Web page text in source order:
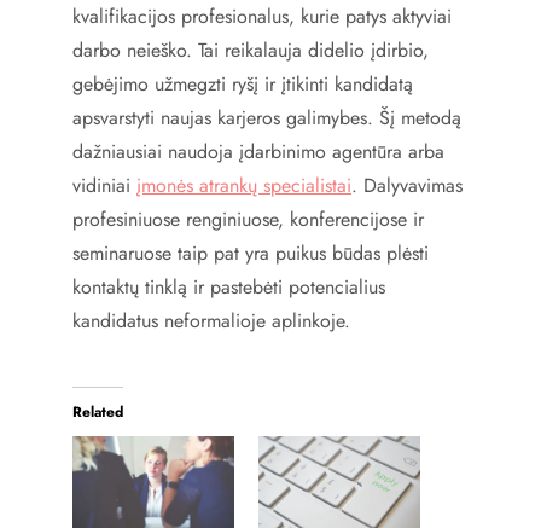
kvalifikacijos profesionalus, kurie patys aktyviai
darbo neieško. Tai reikalauja didelio įdirbio,
gebėjimo užmegzti ryšį ir įtikinti kandidatą
apsvarstyti naujas karjeros galimybes. Šį metodą
dažniausiai naudoja įdarbinimo agentūra arba
vidiniai įmonės atrankų specialistai. Dalyvavimas
profesiniuose renginiuose, konferencijose ir
seminaruose taip pat yra puikus būdas plėsti
kontaktų tinklą ir pastebėti potencialius
kandidatus neformalioje aplinkoje.
Related